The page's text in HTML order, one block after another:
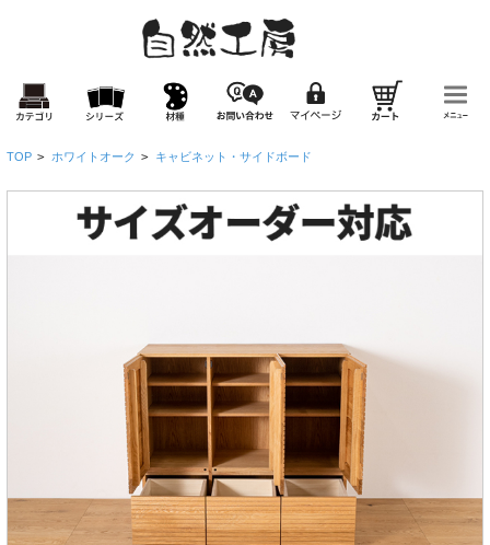
TOP > ホワイトオーク > キャビネット・サイドボード